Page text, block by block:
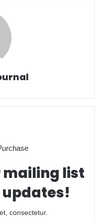
mailing list
updates!
consectetur.